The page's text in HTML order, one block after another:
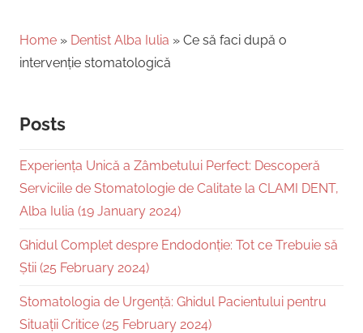
Home » Dentist Alba Iulia » Ce să faci după o
intervenție stomatologică
Posts
Experiența Unică a Zâmbetului Perfect: Descoperă
Serviciile de Stomatologie de Calitate la CLAMI DENT,
Alba Iulia (19 January 2024)
Ghidul Complet despre Endodonție: Tot ce Trebuie să
Știi (25 February 2024)
Stomatologia de Urgență: Ghidul Pacientului pentru
Situații Critice (25 February 2024)